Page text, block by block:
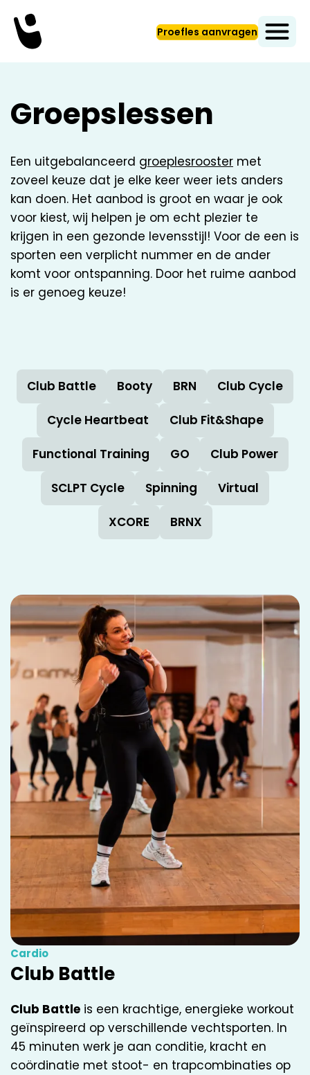
Proefles aanvragen
Groepslessen
Een uitgebalanceerd groeplesrooster met
zoveel keuze dat je elke keer weer iets anders
kan doen. Het aanbod is groot en waar je ook
voor kiest, wij helpen je om echt plezier te
krijgen in een gezonde levensstijl! Voor de een is
sporten een verplicht nummer en de ander
komt voor ontspanning. Door het ruime aanbod
is er genoeg keuze!
Club Battle Booty BRN Club Cycle
Cycle Heartbeat Club Fit&Shape
Functional Training GO Club Power
SCLPT Cycle Spinning Virtual
XCORE BRNX
Cardio
Club Battle
Club Battle is een krachtige, energieke workout
geïnspireerd op verschillende vechtsporten. In
45 minuten werk je aan conditie, kracht en
coördinatie met stoot- en trapcombinaties op